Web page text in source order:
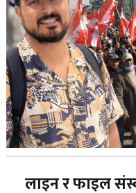
लाइन र फाइल